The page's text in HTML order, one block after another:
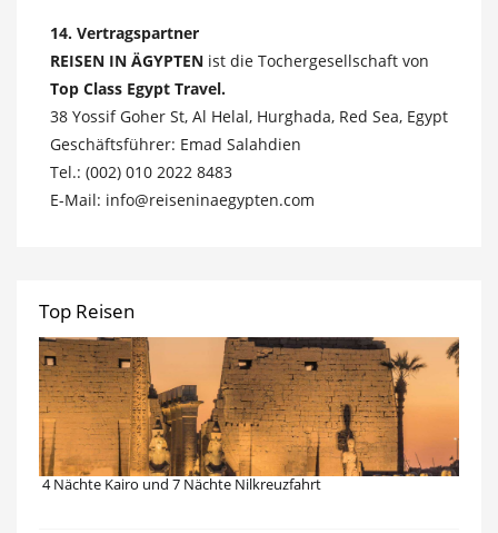
14. Vertragspartner
REISEN IN ÄGYPTEN ist die Tochergesellschaft von
Top Class Egypt Travel.
38 Yossif Goher St, Al Helal, Hurghada, Red Sea, Egypt
Geschäftsführer: Emad Salahdien
Tel.: (002) 010 2022 8483
E-Mail: info@reiseninaegypten.com
Top Reisen
4 Nächte Kairo und 7 Nächte Nilkreuzfahrt